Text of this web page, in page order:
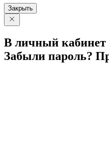
Закрыть
В личный кабинет
Забыли пароль?